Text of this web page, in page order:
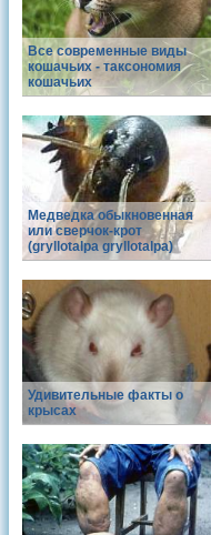
Все современные виды
кошачьих - таксономия
кошачьих
Медведка обыкновенная
или сверчок-крот
(gryllotalpa gryllotalpa)
Удивительные факты о
крысах